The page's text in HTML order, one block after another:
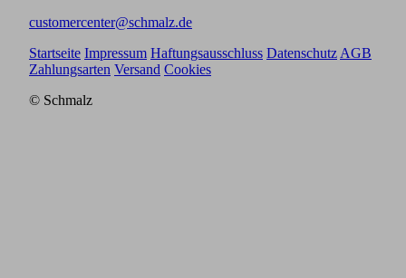
customercenter@schmalz.de
Startseite Impressum Haftungsausschluss Datenschutz AGB
Zahlungsarten Versand Cookies
© Schmalz